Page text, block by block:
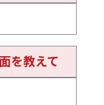
を教えて